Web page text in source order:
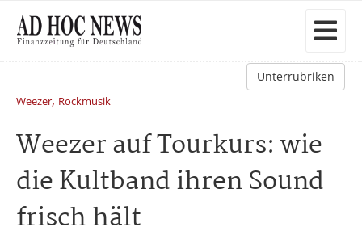
Unterrubriken
Weezer, Rockmusik
Weezer auf Tourkurs: wie
die Kultband ihren Sound
frisch hält